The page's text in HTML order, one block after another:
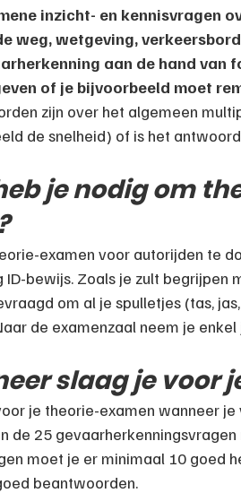
inzicht- en kennisvragen
weg, wetgeving,
aan de hand van
of je bijvoorbeeld moet
zijn over het algemeen
de snelheid) of is het
je nodig om
examen voor autorijden te
ID-bewijs. Zoals je zult begrijpen
om al je spulletjes (tas,
de examenzaal neem je
slaag je voor
je theorie-examen wanneer
de 25
moet je er minimaal 10 goed
beantwoorden.